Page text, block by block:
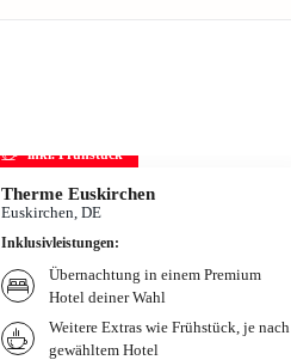
inkl. Frühstück
Therme Euskirchen
Euskirchen, DE
Inklusivleistungen:
Übernachtung in einem Premium
Hotel deiner Wahl
Weitere Extras wie Frühstück, je nach
gewähltem Hotel